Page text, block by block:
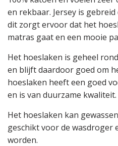
en rekbaar. Jersey is
dit zorgt ervoor dat het
matras gaat en een mooie
Het hoeslaken is geheel
en blijft daardoor goed om
hoeslaken heeft een goed
en is van duurzame kwaliteit.
Het hoeslaken kan
geschikt voor de
worden.